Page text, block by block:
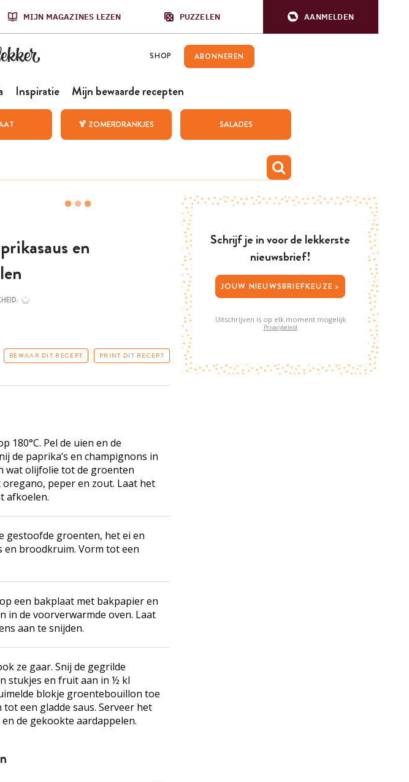
MIJN MAGAZINES LEZEN PUZZELEN AANMELDEN
SHOP ABONNEREN
Inspiratie Mijn bewaarde recepten
🍹 ZOMERDRANKJES SALADES
en
BEWAAR DIT RECEPT PRINT DIT RECEPT
180°C. Pel de uien en de
de paprika’s en champignons in
wat olijfolie tot de groenten
peper en zout. Laat het
afkoelen.
gestoofde groenten, het ei en
en broodkruim. Vorm tot een
een bakplaat met bakpapier en
in de voorverwarmde oven. Laat
aan te snijden.
ze gaar. Snij de gegrilde
stukjes en fruit aan in ½ kl
blokje groentebouillon toe
een gladde saus. Serveer het
de gekookte aardappelen.
Schrijf je in voor de lekkerste
nieuwsbrief!
JOUW NIEUWSBRIEFKEUZE >
Uitschrijven is op elk moment mogelijk
Privacybeleid